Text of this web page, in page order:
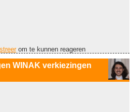
om te kunnen reageren
WINAK verkiezingen